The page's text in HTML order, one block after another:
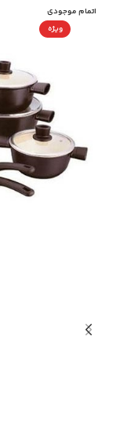
اتمام موجودی
ویژه